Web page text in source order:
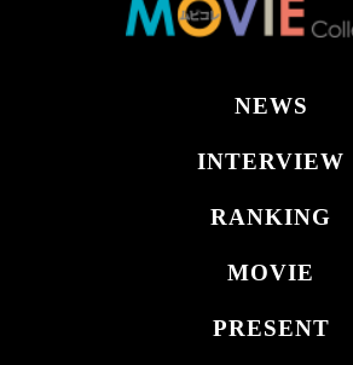
NEWS
INTERVIEW
RANKING
MOVIE
PRESENT